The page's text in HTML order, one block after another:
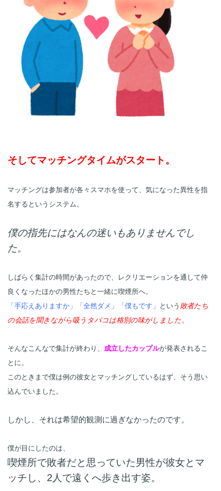
そしてマッチングタイムがスタート。
マッチングは参加者が各々スマホを使って、気になった異性を指
名するというシステム。
僕の指先にはなんの迷いもありませんでし
た。
しばらく集計の時間があったので、レクリエーションを通して仲
「手応えありますか」「全然ダメ」「僕もです」
という 敗者たち
の会話を聞きながら吸うタバコは格別の味がしました。
そんなこんなで集計が終わり、 成立したカップルが発表されるこ
とに。
このときまで僕は例の彼女とマッチングしているはず、そう思い
込んでいました。
しかし、それは希望的観測に過ぎなかったのです。
喫煙所で敗者だと思っていた男性が彼女とマ
ッチし、2人で遠くへ歩き出す姿。